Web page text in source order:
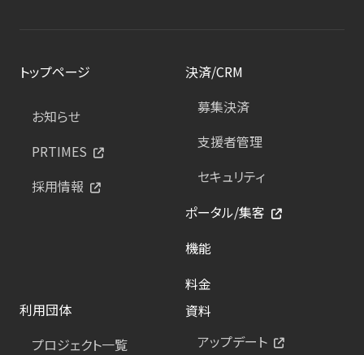
トップページ
お知らせ
PRTIMES
採用情報
決済/CRM
募集決済
支援者管理
セキュリティ
ポータル/集客
機能
料金
利用団体
プロジェクト一覧
資料
アップデート